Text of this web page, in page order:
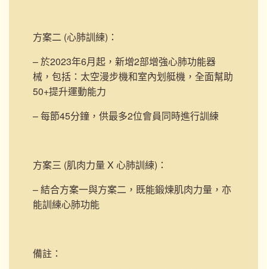
方案二 (心肺訓練) ：
– 於2023年6月起，新增2部增強心肺功能器
械，包括：太空漫步機和室內划艇機， 全面幫助
50+提升運動能力
– 每節45分鐘，供最多2位會員同時進行訓練
方案三 (肌肉力量 X 心肺訓練) ：
– 結合方案一與方案二，既能鍛煉肌肉力量，亦
能訓練心肺功能
備註：